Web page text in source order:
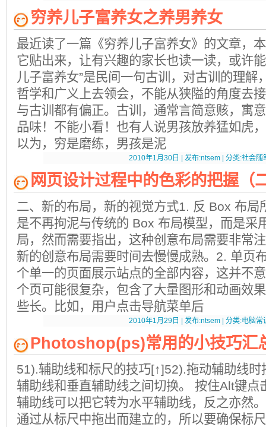
穷养儿子富养女之养男养女
最近读了一篇《穷养儿子富养女》的文章，
它贴出来，让有兴趣的家长也读一读，或许
儿子富养女”是民间一句古训，对古训的理解
哲学和广义上去领会，不能从狭隘的角度去
与古训都有偏正。古训，通常言简意赅，寓
品味！不能小看！也有人说男孩放养猛如虎
以为，穷是磨练，男孩是泥
2010年1月30日 | 发布:ntsem | 分类:社会随
网页设计过程中的色彩的把握（
二、新的布局，新的视觉方式1. 反 Box 布局
是不再拘泥与传统的 Box 布局模型，而是采
局，然而需要指出，这种创意布局需要非常
新的创意布局需要时间去慢慢成熟。2. 单页
个单一的页面展示站点的全部内容，这并不
个页可能很复杂，包含了大量图形和动画效
些长。比如，用户点击导航菜单后
2010年1月29日 | 发布:ntsem | 分类:电脑常
Photoshop(ps)常用的小技巧汇
51).辅助线和标尺的技巧[↑]52).拖动辅助线
辅助线和垂直辅助线之间切换。 按住Alt键点
辅助线可以把它转为水平辅助线，反之亦然
通过从标尺中拖出而建立的，所以要确保标